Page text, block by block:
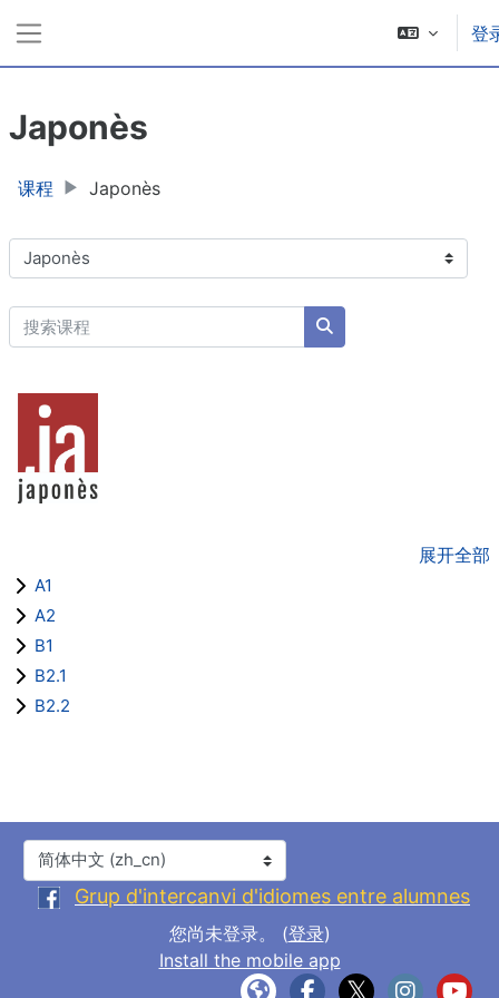
登
Japonès
课程 Japonès
课程类别
搜索课程
搜索课程
展开全部
A1
A2
B1
B2.1
B2.2
语言
Grup d'intercanvi d'idiomes entre alumnes
您尚未登录。 (登录)
Install the mobile app